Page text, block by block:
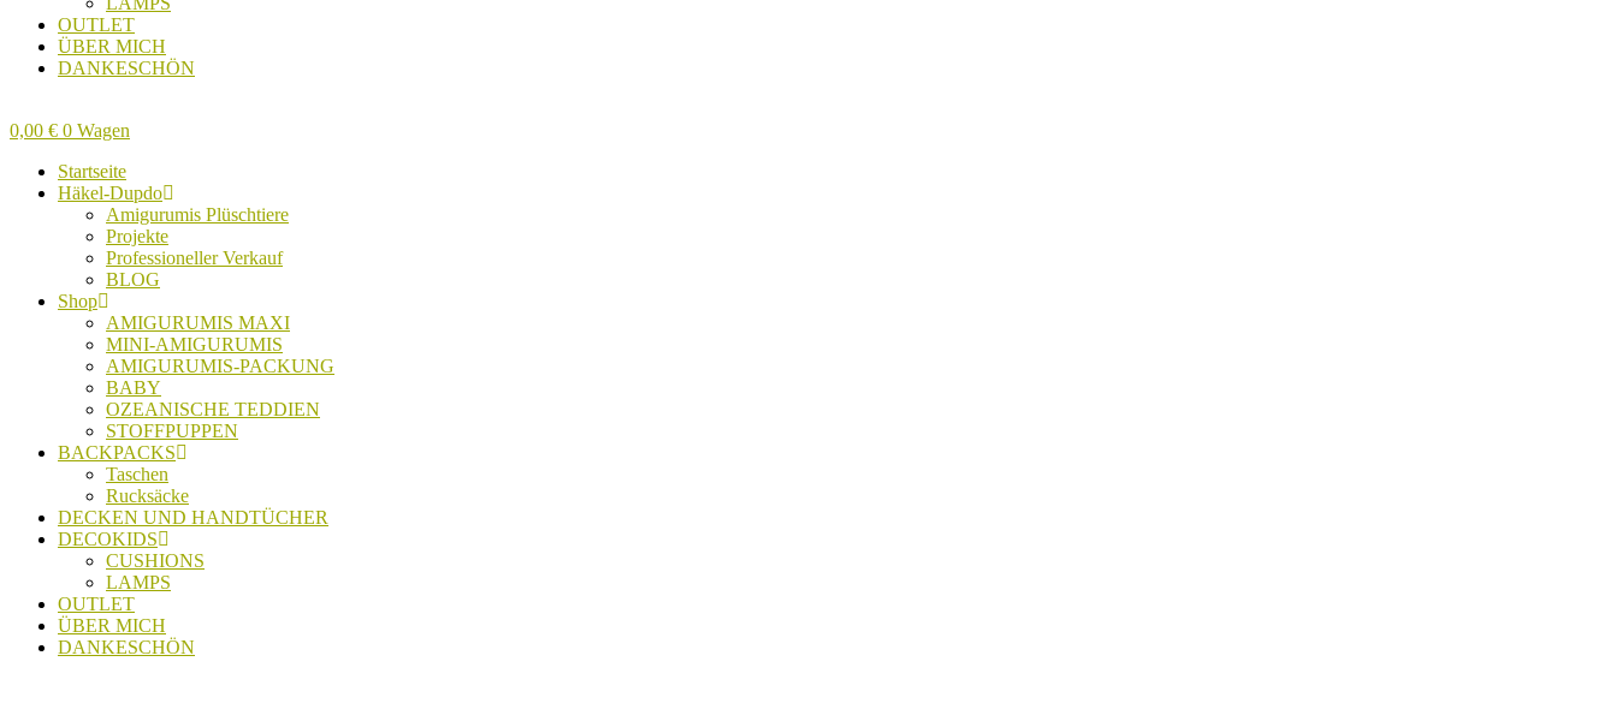
OUTLET
ÜBER MICH
DANKESCHÖN
0,00 € 0 Wagen
Startseite
Häkel-Dupdo
Amigurumis Plüschtiere
Projekte
Professioneller Verkauf
BLOG
Shop
AMIGURUMIS MAXI
MINI-AMIGURUMIS
AMIGURUMIS-PACKUNG
BABY
OZEANISCHE TEDDIEN
STOFFPUPPEN
BACKPACKS
Taschen
Rucksäcke
DECKEN UND HANDTÜCHER
DECOKIDS
CUSHIONS
LAMPS
OUTLET
ÜBER MICH
DANKESCHÖN